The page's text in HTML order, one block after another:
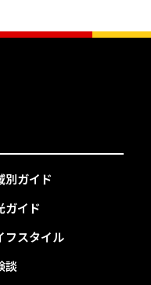
別ガイド
ガイド
フスタイル
談